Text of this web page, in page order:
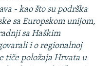
- kao što su podrška
sa Europskom unijom,
sa Haškim
i o regionalnoj
tiče položaja Hrvata u